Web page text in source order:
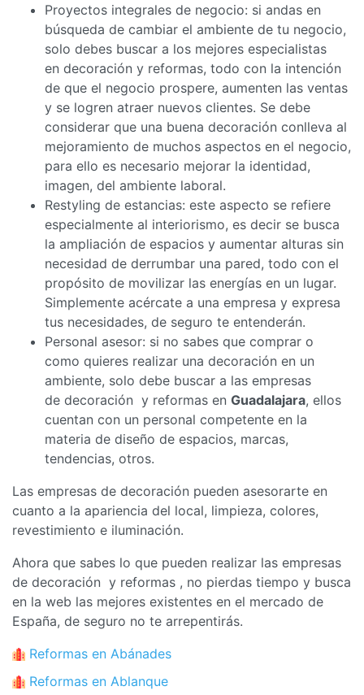
Proyectos integrales de negocio: si andas en
búsqueda de cambiar el ambiente de tu negocio,
solo debes buscar a los mejores especialistas
en decoración y reformas, todo con la intención
de que el negocio prospere, aumenten las ventas
y se logren atraer nuevos clientes. Se debe
considerar que una buena decoración conlleva al
mejoramiento de muchos aspectos en el negocio,
para ello es necesario mejorar la identidad,
imagen, del ambiente laboral.
Restyling de estancias: este aspecto se refiere
especialmente al interiorismo, es decir se busca
la ampliación de espacios y aumentar alturas sin
necesidad de derrumbar una pared, todo con el
propósito de movilizar las energías en un lugar.
Simplemente acércate a una empresa y expresa
tus necesidades, de seguro te entenderán.
Personal asesor: si no sabes que comprar o
como quieres realizar una decoración en un
ambiente, solo debe buscar a las empresas
de decoración y reformas en Guadalajara, ellos
cuentan con un personal competente en la
materia de diseño de espacios, marcas,
tendencias, otros.
Las empresas de decoración pueden asesorarte en
cuanto a la apariencia del local, limpieza, colores,
revestimiento e iluminación.
Ahora que sabes lo que pueden realizar las empresas
de decoración y reformas , no pierdas tiempo y busca
en la web las mejores existentes en el mercado de
España, de seguro no te arrepentirás.
Reformas en Abánades
Reformas en Ablanque